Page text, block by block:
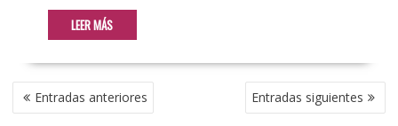
LEER MÁS
NAVEGACIÓN
DE Entradas anteriores Entradas siguientes